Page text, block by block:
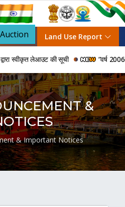
NOC Land Use Report
स्वीकृत लेआउट की सूची “वर्ष 2006 से
&
& Important Notices